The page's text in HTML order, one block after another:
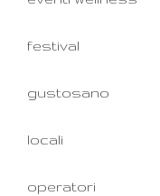
festival
gustosano
locali
operatori